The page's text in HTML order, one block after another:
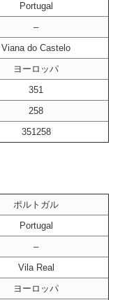
Portugal
–
Viana do Castelo
ヨーロッパ
351
258
351258
ポルトガル
Portugal
–
Vila Real
ヨーロッパ